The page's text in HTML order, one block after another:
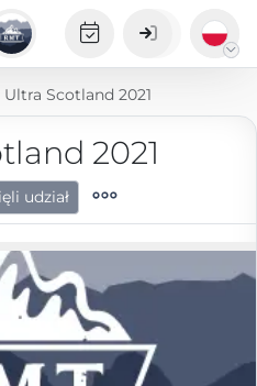
Ultra Scotland 2021
2021
udział